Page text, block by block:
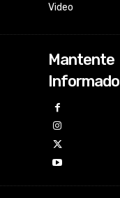
Video
Mantente
Informado